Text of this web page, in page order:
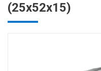
(25x52x15)